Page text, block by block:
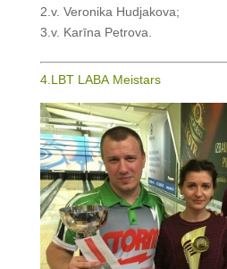
2.v. Veronika Hudjakova;
3.v. Karīna Petrova.
4.LBT LABA Meistars